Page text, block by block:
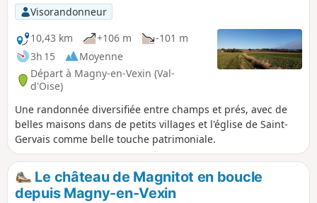
Visorandonneur
10,43 km
+106 m
-101 m
3h 15
Moyenne
Départ à Magny-en-Vexin (Val-
d'Oise)
Une randonnée diversifiée entre champs et prés, avec de
belles maisons dans de petits villages et l'église de Saint-
Gervais comme belle touche patrimoniale.
Le château de Magnitot en boucle
depuis Magny-en-Vexin